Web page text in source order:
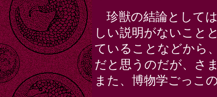
珍獣の結論として
しい説明がないこと
ていることなどから
だと思うのだが、さ
また、博物学ごっこ